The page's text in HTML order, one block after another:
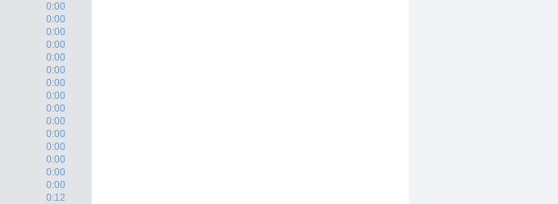
0:00
0:00
0:00
0:00
0:00
0:00
0:00
0:00
0:00
0:00
0:00
0:00
0:00
0:00
0:00
0:12